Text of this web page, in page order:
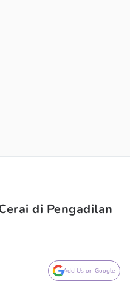
di Pengadilan
Add Us on Google